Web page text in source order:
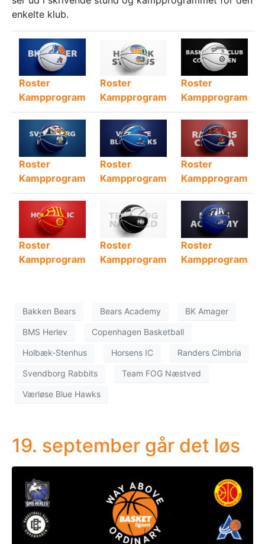
enkelte klub.
Roster
Kampprogram
Roster
Kampprogram
Roster
Kampprogram
Roster
Kampprogram
Roster
Kampprogram
Roster
Kampprogram
Roster
Kampprogram
Roster
Kampprogram
Roster
Kampprogram
Bakken Bears Bears Academy BK Amager
BMS Herlev Copenhagen Basketball
Holbæk-Stenhus Horsens IC Randers Cimbria
Svendborg Rabbits Team FOG Næstved
Værløse Blue Hawks
19. september går det løs